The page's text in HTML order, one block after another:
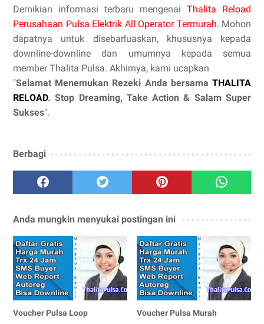
Demikian informasi terbaru mengenai Thalita Reload
Perusahaan Pulsa Elektrik All Operator Termurah. Mohon
dapatnya untuk disebarluaskan, khususnya kepada
downline-downline dan umumnya kepada semua
member Thalita Pulsa. Akhirnya, kami ucapkan
"Selamat Menemukan Rezeki Anda bersama THALITA
RELOAD. Stop Dreaming, Take Action & Salam Super
Sukses".
Berbagi
Anda mungkin menyukai postingan ini
Voucher Pulsa Loop Voucher Pulsa Murah